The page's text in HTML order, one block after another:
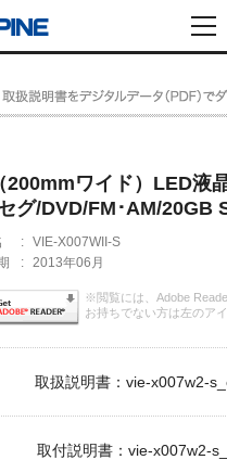
200mmワイド）LED液
グ/DVD/FM･AM/
: VIE-X007WII-S
: 2013年06月
※閲覧には、Adobe
お持ちでない方は左のア
取扱説明書：vie-x007w2-
取付説明書：vie-x007w2-